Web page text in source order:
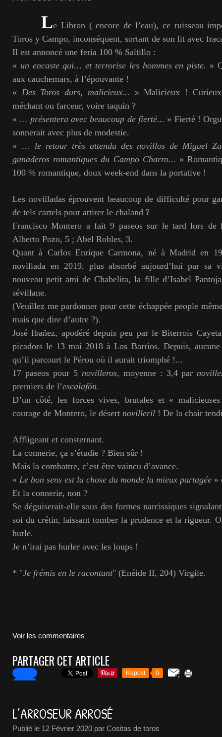
Le Libron ( encore de l’eau), ce ruisseau
Toros y Campo, inconséquent, sortant de son lit avec
Il est annoncé une feria 100 % Saltillo :
« un encaste qui… et terrorise les hommes en piste. »
aux cauchemars, à l’épouvante !
« Des Toros durs, malicieux... » Malicieux !
méchant ou farceur, voire taquin ?
«… présentera avec beaucoup de fierté... » Fierté !
sonnerait avec plus de modestie.
« … le retour très attendu des novillos de Miguel
ganaderos romantiques du Campo Charro... »
100 % romantique, doux week-end dans la portative !
Les novilladas éprouvent beaucoup de difficulté pour
de tels cartels pour attirer le chaland ?
Francisco Montero a fait 9 paseos sur le tard lors
Alberto Pozo, 5 ; Abel Robles, 3.
Quant à Carlos Enrique Carmona, né à Madrid en
novillada en 2019, plus absorbé aujourd’hui par sa
nouveau petit ami de Chabelita, la fille d’Isabel
sévillane.
(Veuillez me pardonner pour cette échappée people
mais que dire d’autre ?).
José Ibañez, apodéré depuis peu par le Biterrois
picadors le 13 mai 2018 à Los Barrios. Depuis,
qu’il parcourt le Pérou où il aurait triomphé !...
17 paseos pour 5 novilleros, moyenne : 3,4 par
premiers de l’escalafón.
D’un côté, les forces vives, brutales et «
courage de Montero, le désert novilleril ! De la chair
Affligeant et consternant.
La connerie, ça s’étudie ? Bien sûr !
Mais la combattre, c’est être vaincu d’avance.
« Le bon sens est la chose du monde la mieux partagée »
Et la connerie, non ?
Se déguiserait-elle sous des formes narcissiques
soi du crétin, laissant tomber la prudence et la rigueur.
hurle.
Je n’irai pas hurler avec les loups !
* "Je frémis en le racontant" (Enéide II, 204) Virgile.
Voir les commentaires
PARTAGER CET ARTICLE
Repost 0
L’ARROSEUR ARROSÉ
Publié le 12 Février 2020 par Cositas de toros